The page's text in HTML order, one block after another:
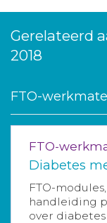
Gerelateerd
2018
FTO-
FTO-
Diabetes
FTO-
handleiding
over diabetes